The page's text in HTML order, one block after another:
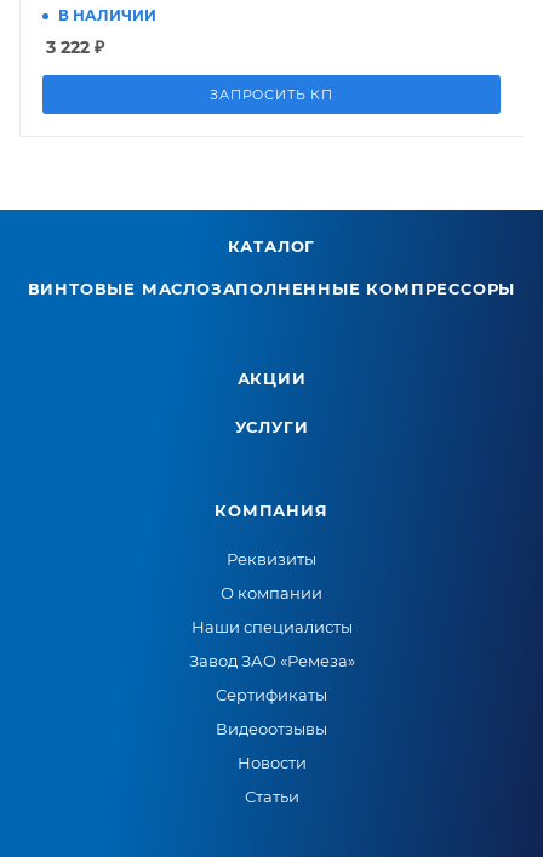
В НАЛИЧИИ
3 222 ₽
ЗАПРОСИТЬ КП
КАТАЛОГ
ВИНТОВЫЕ МАСЛОЗАПОЛНЕННЫЕ КОМПРЕССОРЫ
АКЦИИ
УСЛУГИ
КОМПАНИЯ
Реквизиты
О компании
Наши специалисты
Завод ЗАО «Ремеза»
Сертификаты
Видеоотзывы
Новости
Статьи